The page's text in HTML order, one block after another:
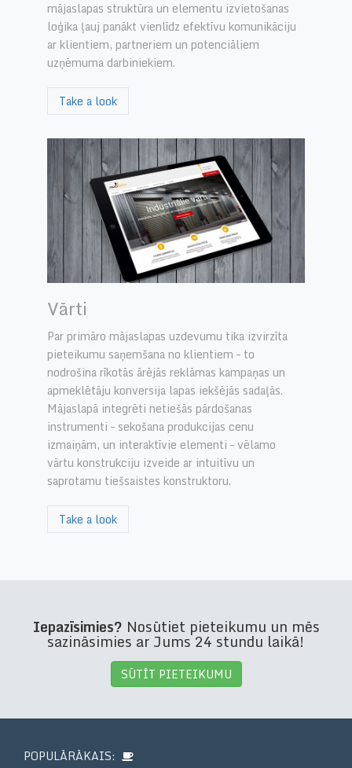
mājaslapas struktūra un elementu izvietošanas
loģika ļauj panākt vienlīdz efektīvu komunikāciju
ar klientiem, partneriem un potenciāliem
uzņēmuma darbiniekiem.
Take a look
Vārti
Par primāro mājaslapas uzdevumu tika izvirzīta
pieteikumu saņemšana no klientiem – to
nodrošina rīkotās ārējās reklāmas kampaņas un
apmeklētāju konversija lapas iekšējās sadaļās.
Mājaslapā integrēti netiešās pārdošanas
instrumenti – sekošana produkcijas cenu
izmaiņām, un interaktīvie elementi – vēlamo
vārtu konstrukciju izveide ar intuitīvu un
saprotamu tiešsaistes konstruktoru.
Take a look
Iepazīsimies? Nosūtiet pieteikumu un mēs
sazināsimies ar Jums 24 stundu laikā!
SŪTĪT PIETEIKUMU
POPULĀRĀKAIS: